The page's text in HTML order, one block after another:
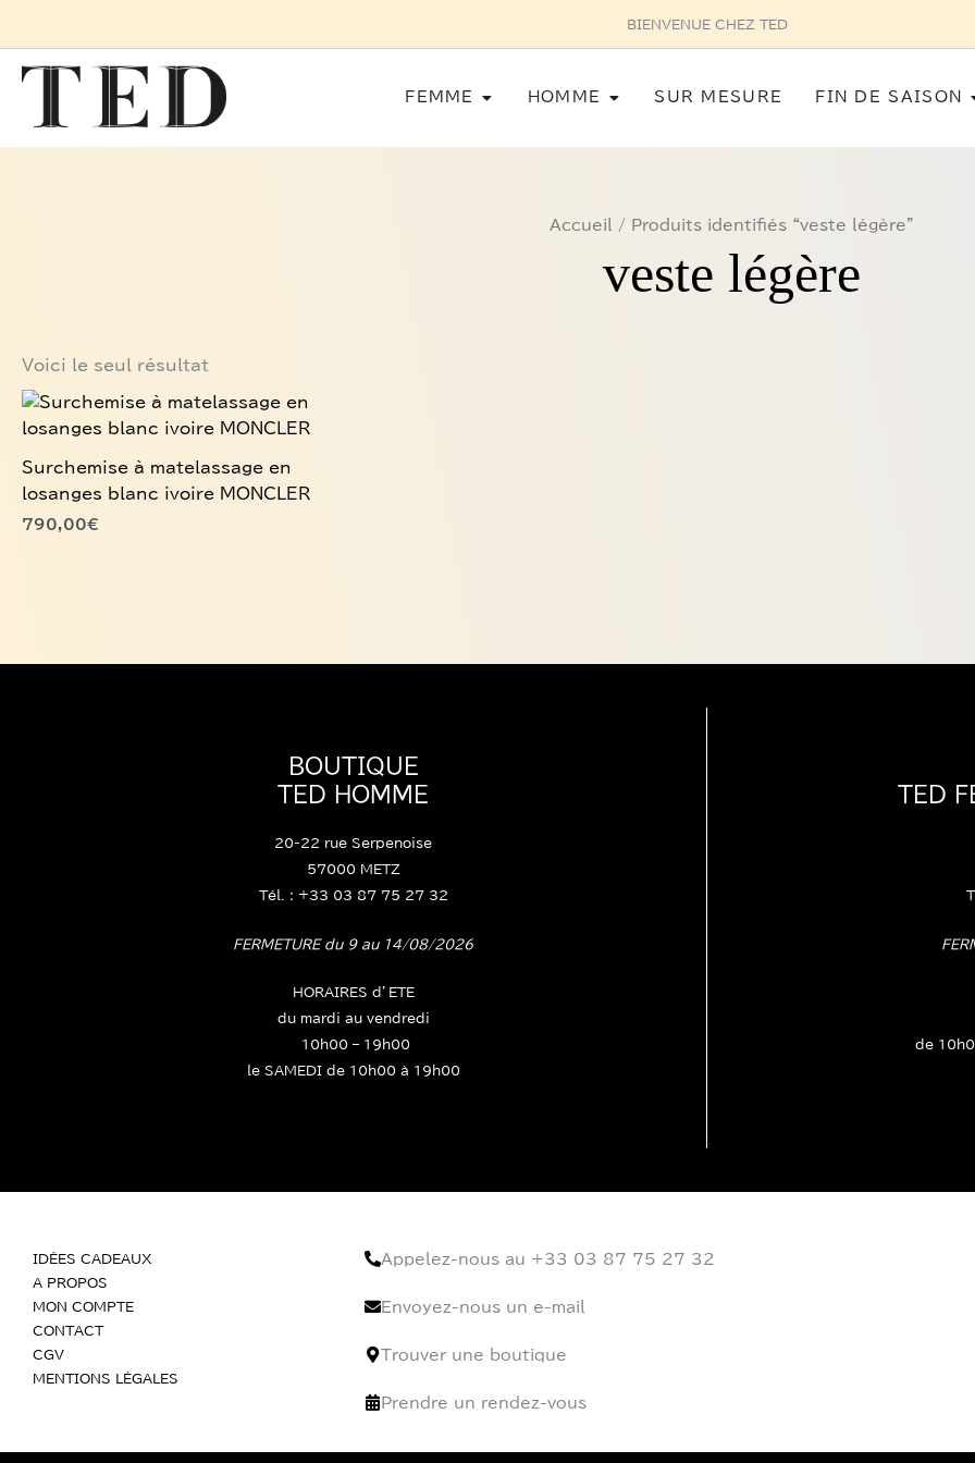
contenu
BIENVENUE CHEZ TED
FEMME Ouvrir Femme
HOMME Ouvrir Homme
SUR MESURE FIN DE SAISON
Accueil / Produits identifiés “veste légère”
veste légère
Voici le seul résultat
Surchemise à matelassage en
losanges blanc ivoire MONCLER
790,00€
Ce
produit
variations.
Les
sur
BOUTIQUE
TED HOMME
20-22 rue Serpenoise
57000 METZ
Tél. : +33 03 87 75 27 32
FERMETURE du 9 au 14/08/2026
HORAIRES d’ETE
du mardi au vendredi
10h00 – 19h00
le SAMEDI de 10h00 à 19h00
TED
de
IDÉES CADEAUX
A PROPOS
MON COMPTE
CONTACT
CGV
MENTIONS LÉGALES
Appelez-nous au +33 03 87 75 27 32
Envoyez-nous un e-mail
Trouver une boutique
Prendre un rendez-vous